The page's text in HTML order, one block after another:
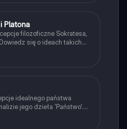
Platona
filozoficzne Sokratesa,
się o ideach takich
oraz alegoria jaskini.
ich wpływu na etykę,
idealnego państwa
jego dzieła 'Państwo'.
idei, struktury
jaskini, które ilustrują